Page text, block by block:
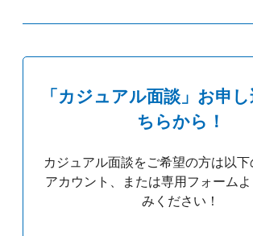
「カジュアル面談」お申
ちらから！
カジュアル面談をご希望の方は以
アカウント、または専用フォーム
みください！